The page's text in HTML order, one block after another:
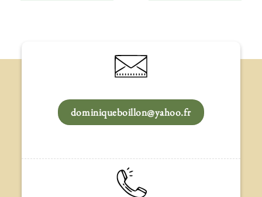
dominiqueboillon@yahoo.fr